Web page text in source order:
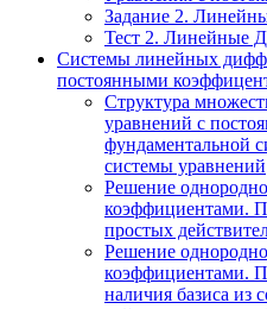
Задание 2.
Тест 2. Линейные
Системы линейных
постоянными
Структура
уравнений с
фундаментальной
системы уравнений
Решение
коэффициентами.
простых
Решение
коэффициентами.
наличия базиса из